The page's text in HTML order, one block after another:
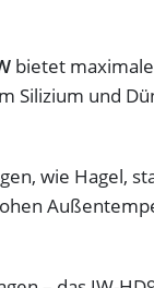
bietet
Silizium und
wie Hagel,